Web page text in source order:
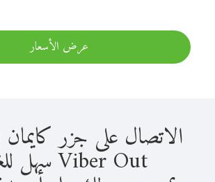
عرض الأسعار
الاتصال على جزر كايمان
Viber Out سهل للغاية.